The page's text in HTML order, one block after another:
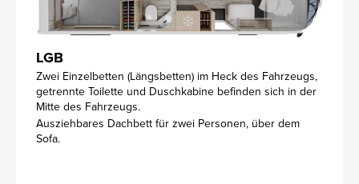
LGB
Zwei Einzelbetten (Längsbetten) im Heck des Fahrzeugs,
getrennte Toilette und Duschkabine befinden sich in der
Mitte des Fahrzeugs.
Ausziehbares Dachbett für zwei Personen, über dem
Sofa.